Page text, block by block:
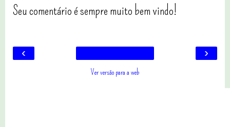
Seu comentário é sempre muito bem vindo!
‹ ›
Ver versão para a web